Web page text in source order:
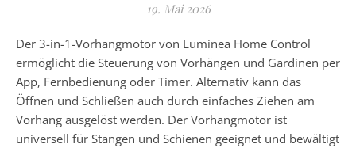
19. Mai 2026
Der 3-in-1-Vorhangmotor von Luminea Home Control
ermöglicht die Steuerung von Vorhängen und Gardinen per
App, Fernbedienung oder Timer. Alternativ kann das
Öffnen und Schließen auch durch einfaches Ziehen am
Vorhang ausgelöst werden. Der Vorhangmotor ist
universell für Stangen und Schienen geeignet und bewältigt